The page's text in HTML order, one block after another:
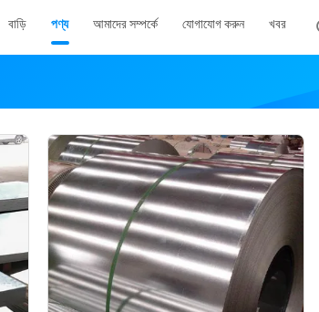
বাড়ি পণ্য আমাদের সম্পর্কে যোগাযোগ করুন খবর